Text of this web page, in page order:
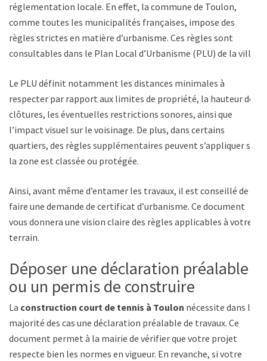
réglementation locale. En effet, la commune de Toulon,
comme toutes les municipalités françaises, impose des
règles strictes en matière d’urbanisme. Ces règles sont
consultables dans le Plan Local d’Urbanisme (PLU) de la ville.
Le PLU définit notamment les distances minimales à
respecter par rapport aux limites de propriété, la hauteur des
clôtures, les éventuelles restrictions sonores, ainsi que
l’impact visuel sur le voisinage. De plus, dans certains
quartiers, des règles supplémentaires peuvent s’appliquer si
la zone est classée ou protégée.
Ainsi, avant même d’entamer les travaux, il est conseillé de
faire une demande de certificat d’urbanisme. Ce document
vous donnera une vision claire des règles applicables à votre
terrain.
Déposer une déclaration préalable
ou un permis de construire
La construction court de tennis à Toulon nécessite dans la
majorité des cas une déclaration préalable de travaux. Ce
document permet à la mairie de vérifier que votre projet
respecte bien les normes en vigueur. En revanche, si votre